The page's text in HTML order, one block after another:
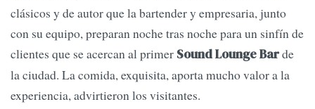
clásicos y de autor que la bartender y empresaria, junto
con su equipo, preparan noche tras noche para un sinfín de
clientes que se acercan al primer Sound Lounge Barde
la ciudad. La comida, exquisita, aporta mucho valor a la
experiencia, advirtieron los visitantes.